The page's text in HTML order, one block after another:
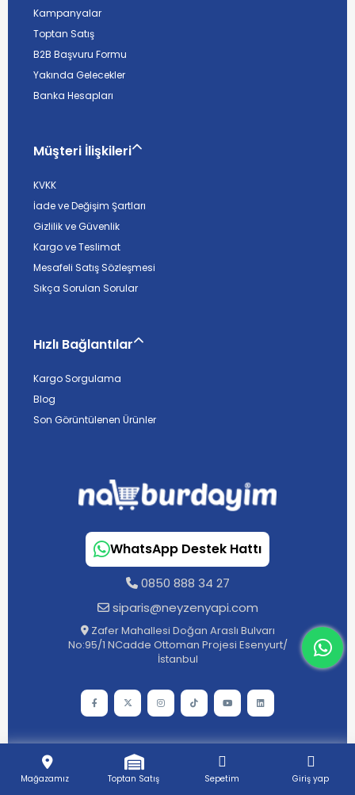
Mağazamız Toptan Satış Sepetim Giriş yap
Kampanyalar
Toptan Satış
B2B Başvuru Formu
Yakında Gelecekler
Banka Hesapları
Müşteri İlişkileri
KVKK
İade ve Değişim Şartları
Gizlilik ve Güvenlik
Kargo ve Teslimat
Mesafeli Satış Sözleşmesi
Sıkça Sorulan Sorular
Hızlı Bağlantılar
Kargo Sorgulama
Blog
Son Görüntülenen Ürünler
WhatsApp Destek Hattı
0850 888 34 27
siparis@neyzenyapi.com
Zafer Mahallesi Doğan Araslı Bulvarı
No:95/1 NCadde Ottoman Projesi Esenyurt/
İstanbul
128bit SSL
Sertifikalı ile korunuyor